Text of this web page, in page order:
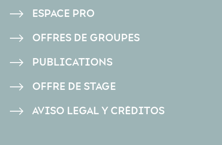
PIED
DE
ESPACE PRO
OFFRES DE GROUPES
PUBLICATIONS
OFFRE DE STAGE
AVISO LEGAL Y CRÉDITOS